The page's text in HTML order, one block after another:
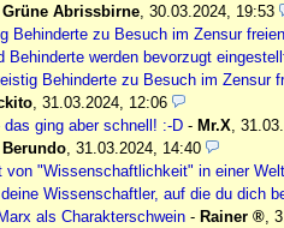
Grüne Abrissbirne, 30.03.2024, 19:53
Behinderte zu Besuch im Zensur
Behinderte werden bevorzugt
Behinderte zu Besuch im Zensur
, 31.03.2024, 12:06
ging aber schnell! :-D - Mr.X,
Berundo, 31.03.2024, 14:40
von "Wissenschaftlichkeit" in einer
Wissenschaftler, auf die du dich
als Charakterschwein - Rainer ,